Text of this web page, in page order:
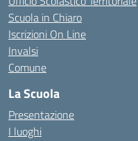
Scuola in Chiaro
Iscrizioni On Line
Invalsi
Comune
La Scuola
Presentazione
I luoghi